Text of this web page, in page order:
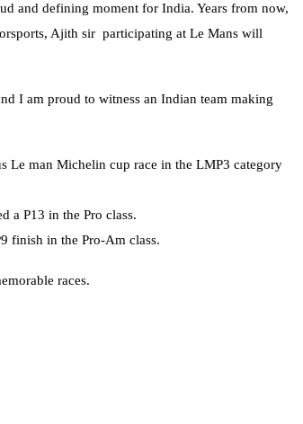
and defining moment for India. Years from now,
Ajith sir participating at Le Mans will
I am proud to witness an Indian team making
Le man Michelin cup race in the LMP3 category
a P13 in the Pro class.
finish in the Pro-Am class.
races.